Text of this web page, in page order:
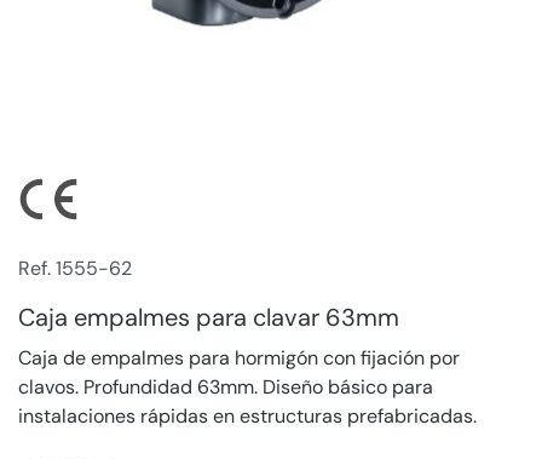
Ref. 1555-62
Caja empalmes para clavar 63mm
Caja de empalmes para hormigón con fijación por
clavos. Profundidad 63mm. Diseño básico para
instalaciones rápidas en estructuras prefabricadas.